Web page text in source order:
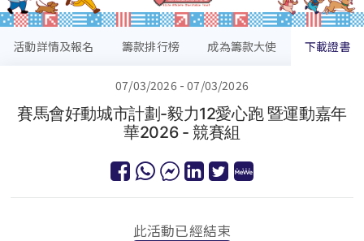
活動詳情及報名 籌款排行榜 成為籌款大使 下載證書
07/03/2026 - 07/03/2026
賽馬會好動城市計劃-毅力12愛心跑 暨運動嘉年
華2026 - 競賽組
此活動已經結束